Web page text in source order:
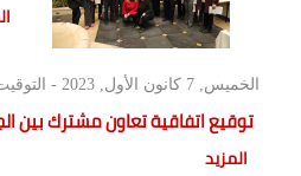
الخميس, 7 كانون الأول, 2023 - التوقيت
توقيع اتفاقية تعاون مشترك بين
المزيد